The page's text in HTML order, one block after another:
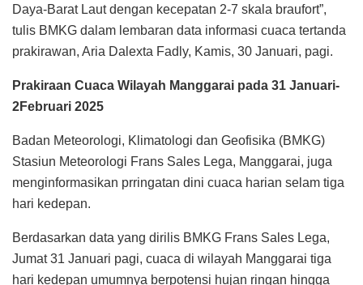
Daya-Barat Laut dengan kecepatan 2-7 skala braufort”,
tulis BMKG dalam lembaran data informasi cuaca tertanda
prakirawan, Aria Dalexta Fadly, Kamis, 30 Januari, pagi.
Prakiraan Cuaca Wilayah Manggarai pada 31 Januari-
2Februari 2025
Badan Meteorologi, Klimatologi dan Geofisika (BMKG)
Stasiun Meteorologi Frans Sales Lega, Manggarai, juga
menginformasikan prringatan dini cuaca harian selam tiga
hari kedepan.
Berdasarkan data yang dirilis BMKG Frans Sales Lega,
Jumat 31 Januari pagi, cuaca di wilayah Manggarai tiga
hari kedepan umumnya berpotensi hujan ringan hingga